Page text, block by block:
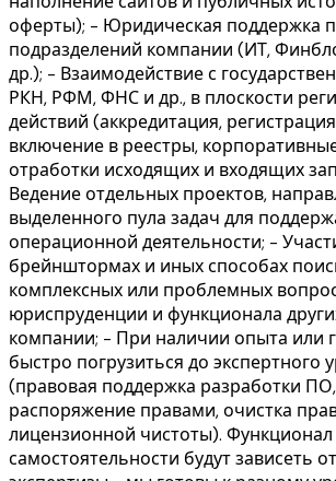
оферты); - Юридическая поддержка
подразделений компании (ИТ,
др.); - Взаимодействие с
РКН, РФМ, ФНС и др., в плоскости
действий (аккредитация,
включение в реестры,
отработки исходящих и входящих
Ведение отдельных проектов,
выделенного пула задач для
операционной деятельности; -
брейнштормах и иных способах
комплексных или проблемных
юриспруденции и функционала
компании; - При наличии опыта или
быстро погрузиться до экспертного
(правовая поддержка разработки
распоряжение правами, очистка
лицензионной чистоты). Функционал
самостоятельности будут зависеть